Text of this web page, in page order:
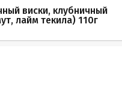
виски, клубничный
лайм текила) 110г